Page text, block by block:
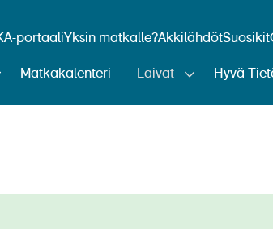
portaaliYksin matkalle?ÄkkilähdötSuosikit
Matkakalenteri Laivat Hyvä